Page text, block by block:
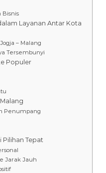
Bisnis
Layanan Antar Kota
– Malang
Tersembunyi
Populer
Penumpang
Pilihan Tepat
Jarak Jauh